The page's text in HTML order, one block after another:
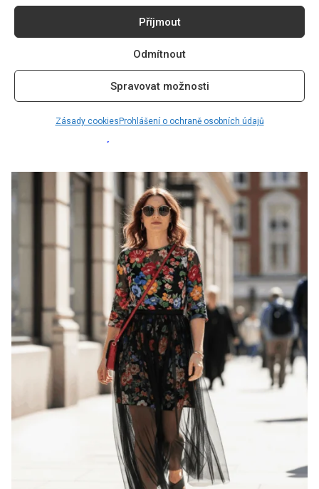
Příjmout
Odmítnout
Spravovat možnosti
Zásady cookiesProhlášení o ochraně osobních údajů
éterický pocit, který je nesmírně elegantní.
Zvýrazněte pas páskem, přidejte barevné sandály a
budete vypadat jako módní ikona.
PŘEČTĚTE SI TAKÉ:MISTROVSTVÍ
FESTIVALOVÉHO VZHLEDU: ZAZAŘTE V DAVU